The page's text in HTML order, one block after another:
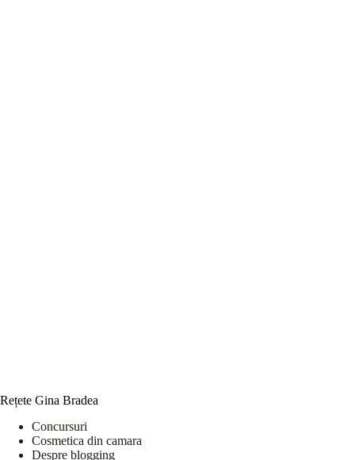
Rețete Gina Bradea
Concursuri
Cosmetica din camara
Despre blogging